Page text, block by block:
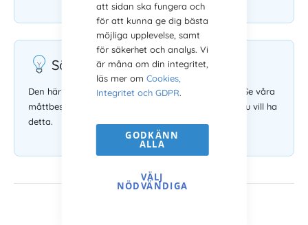
att sidan ska fungera och
för att kunna ge dig bästa
möjliga upplevelse, samt
för säkerhet och analys. Vi
är måna om din integritet,
läs mer om Cookies,
Integritet och GDPR.
GODKÄNN
ALLA
VÄLJ
NÖDVÄNDIGA
Säljs utan glas och bakstycke
Den här tavelramen säljs utan glas och bakstycke. Se våra
måttbeställda ramar med glas och bakstycke om du vill ha
detta.